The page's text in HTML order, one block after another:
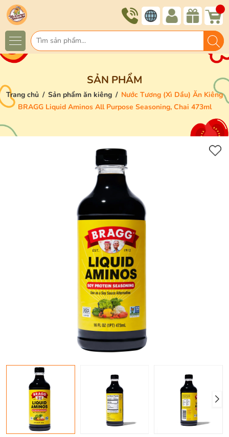
SẢN PHẨM
Trang chủ / Sản phẩm ăn kiêng / Nước Tương (Xì Dầu) Ăn Kiêng
BRAGG Liquid Aminos All Purpose Seasoning, Chai 473ml